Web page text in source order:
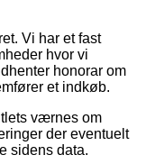
Vi har et fast
hvor vi
honorar om
et indkøb.
værnes om
der eventuelt
sidens data.